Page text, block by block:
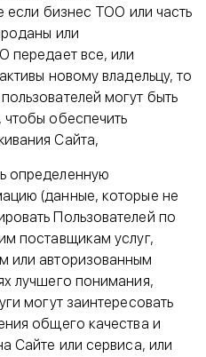
если бизнес ТОО или часть
или
передает все, или
новому владельцу, то
могут быть
обеспечить
Сайта,
определенную
(данные, которые не
Пользователей по
поставщикам услуг,
или авторизованным
лучшего понимания,
могут заинтересовать
общего качества и
Сайте или сервиса, или